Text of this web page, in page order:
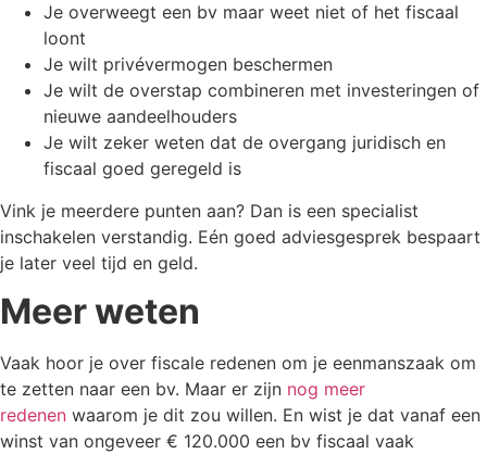
Je overweegt een bv maar weet niet of het fiscaal
loont
Je wilt privévermogen beschermen
Je wilt de overstap combineren met investeringen of
nieuwe aandeelhouders
Je wilt zeker weten dat de overgang juridisch en
fiscaal goed geregeld is
Vink je meerdere punten aan? Dan is een specialist
inschakelen verstandig. Eén goed adviesgesprek bespaart
je later veel tijd en geld.
Meer weten
Vaak hoor je over fiscale redenen om je eenmanszaak om
te zetten naar een bv. Maar er zijn nog meer
redenen waarom je dit zou willen. En wist je dat vanaf een
winst van ongeveer € 120.000 een bv fiscaal vaak